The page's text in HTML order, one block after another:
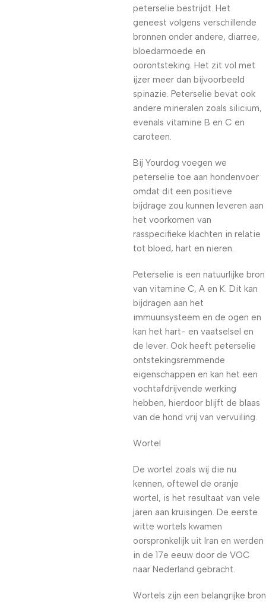
peterselie bestrijdt. Het
geneest volgens verschillende
bronnen onder andere, diarree,
bloedarmoede en
oorontsteking. Het zit vol met
ijzer meer dan bijvoorbeeld
spinazie. Peterselie bevat ook
andere mineralen zoals silicium,
evenals vitamine B en C en
caroteen.
Bij Yourdog voegen we
peterselie toe aan hondenvoer
omdat dit een positieve
bijdrage zou kunnen leveren aan
het voorkomen van
rasspecifieke klachten in relatie
tot bloed, hart en nieren.
Peterselie is een natuurlijke bron
van vitamine C, A en K. Dit kan
bijdragen aan het
immuunsysteem en de ogen en
kan het hart- en vaatselsel en
de lever. Ook heeft peterselie
ontstekingsremmende
eigenschappen en kan het een
vochtafdrijvende werking
hebben, hierdoor blijft de blaas
van de hond vrij van vervuiling.
Wortel
De wortel zoals wij die nu
kennen, oftewel de oranje
wortel, is het resultaat van vele
jaren aan kruisingen. De eerste
witte wortels kwamen
oorspronkelijk uit Iran en werden
in de 17e eeuw door de VOC
naar Nederland gebracht.
Wortels zijn een belangrijke bron